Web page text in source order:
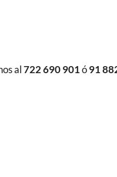
al722 690 901ó91